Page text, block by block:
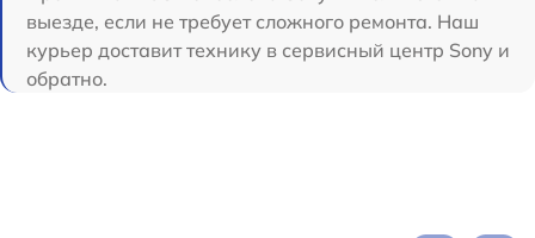
выезде, если не требует сложного ремонта. Наш
курьер доставит технику в сервисный центр Sony и
обратно.